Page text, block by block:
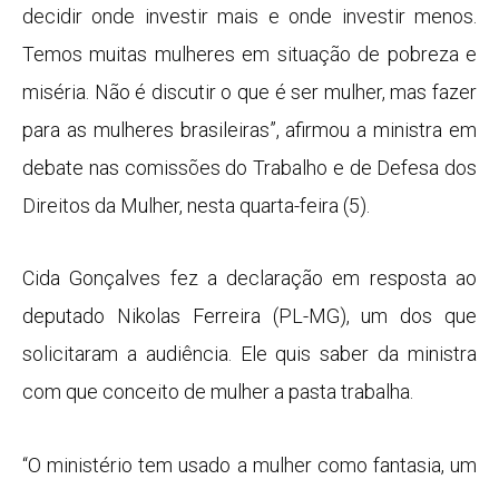
decidir onde investir mais e onde investir menos.
Temos muitas mulheres em situação de pobreza e
miséria. Não é discutir o que é ser mulher, mas fazer
para as mulheres brasileiras”, afirmou a ministra em
debate nas comissões do Trabalho e de Defesa dos
Direitos da Mulher, nesta quarta-feira (5).
Cida Gonçalves fez a declaração em resposta ao
deputado Nikolas Ferreira (PL-MG), um dos que
solicitaram a audiência. Ele quis saber da ministra
com que conceito de mulher a pasta trabalha.
“O ministério tem usado a mulher como fantasia, um